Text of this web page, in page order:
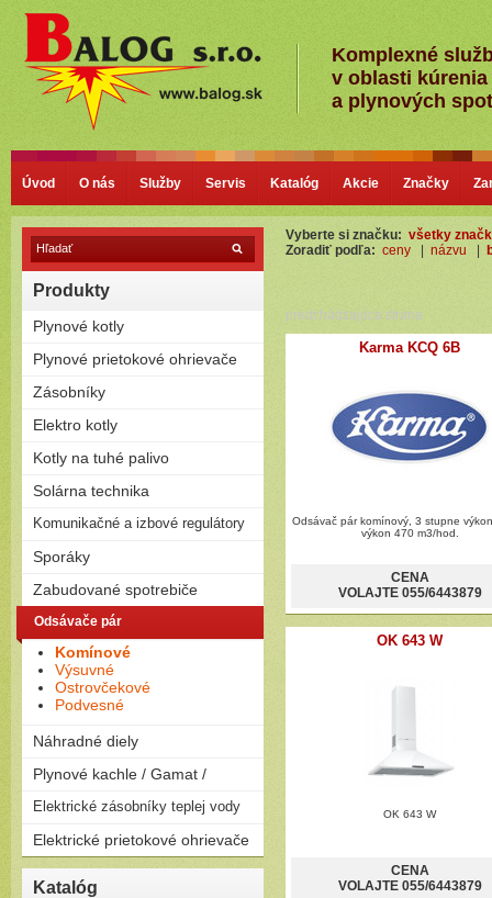
Komplexné
v oblasti kúrenia
a plynových
Úvod O nás Služby Servis Katalóg Akcie Značky
Produkty
Plynové kotly
Kondenzačné kotly
Plynové prietokové ohrievače
Plamienkové (s horáčikom)
Turbo (cez stenu - nútený
Zásobníky
Priamoohrievané zásobníky
Závesné
Elektro kotly
Len na kúrenie
zásobník)
Kotly na tuhé palivo
Splyňovacie - pyrolitické kotly
Peletizačné kotly
uhlie
Solárna technika
Solárne zostavy - ploché
Solárne zostavy - vákuové
Komunikačné a izbové regulátory
Regulátory
Sporáky
Plynové
Elektrické
Kombinované
Zabudované spotrebiče
Rúry
Dosky
Umývačky riadu
Odsávače pár
Komínové
Výsuvné
Ostrovčekové
Podvesné
Náhradné diely
Plynové kachle / Gamat /
Plynové kachle
Elektrické zásobníky teplej vody
Závesné
Ležaté
Elektrické prietokové ohrievače
Elektrické prietokové
ohrievače
Katalóg
Vyberte si značku: všetky
Zoradiť podľa: ceny názvu
predchádzajúca strana
Karma KCQ 6B
Odsávač pár komínový, 3 stupne
výkon 470 m3/hod.
CENA
VOLAJTE 055/6443879
OK 643 W
OK 643 W
CENA
VOLAJTE 055/6443879